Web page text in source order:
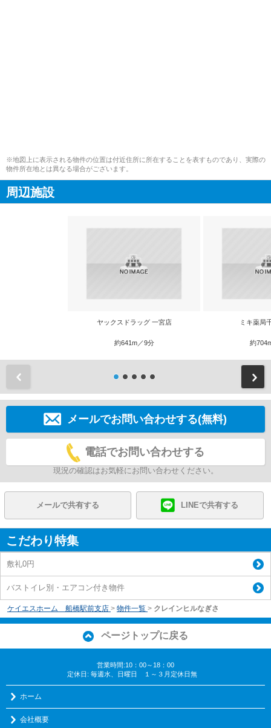
※地図上に表示される物件の位置は付近住所に所在することを表すものであり、実際の
物件所在地とは異なる場合がございます。
周辺施設
ヤックスドラッグ 一宮店
約641m／9分
ミキ薬局
約
メールでお問い合わせする(無料)
電話でお問い合わせする
現況の確認はお気軽にお問い合わせください。
メールで共有する LINEで共有する
こだわり特集
敷礼0円
バストイレ別・エアコン付き物件
ケイエスホーム 船橋駅前支店 > 物件一覧 > クレインヒルなぎさ
ページトップに戻る
営業時間:10：00～18：00
定休日: 毎週水、日曜日 １～３月定休日無
ホーム
会社概要